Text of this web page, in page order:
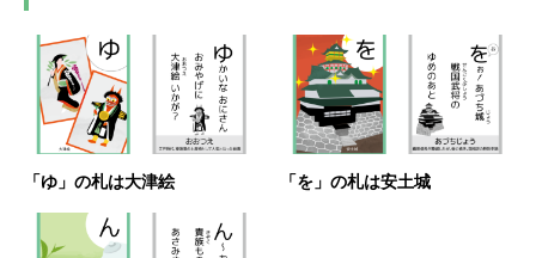
「ゆ」の札は大津絵 「を」の札は安土城